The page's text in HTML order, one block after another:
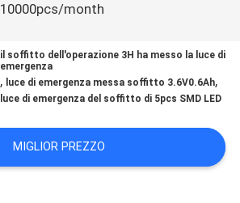
10000pcs/month
il soffitto dell'operazione 3H ha messo la luce di
emergenza
, luce di emergenza messa soffitto 3.6V0.6Ah,
luce di emergenza del soffitto di 5pcs SMD LED
MIGLIOR PREZZO